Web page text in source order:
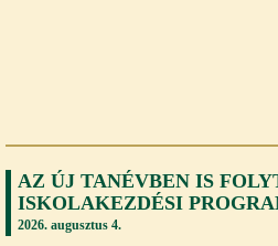
AZ ÚJ TANÉVBEN IS
ISKOLAKEZDÉSI
2026. augusztus 4.